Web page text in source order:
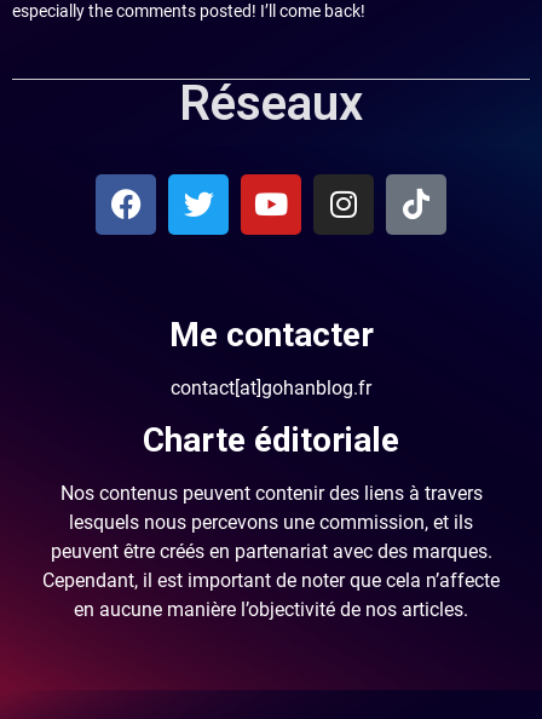
especially the comments posted! I’ll come back!
Réseaux
Me contacter
contact[at]gohanblog.fr
Charte éditoriale
Nos contenus peuvent contenir des liens à travers
lesquels nous percevons une commission, et ils
peuvent être créés en partenariat avec des marques.
Cependant, il est important de noter que cela n’affecte
en aucune manière l’objectivité de nos articles.